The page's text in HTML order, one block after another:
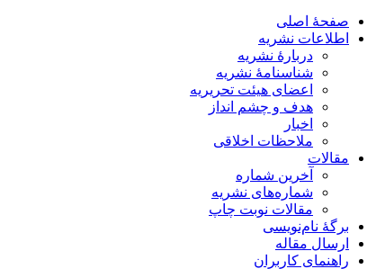
صفحۀ اصلی
اطلاعات نشریه
دربارۀ نشریه
شناسنامۀ نشریه
اعضای هیئت تحریریه
هدف و چشم انداز
اخبار
ملاحظات اخلاقی
مقالات
آخرین شماره
شماره‌های نشریه
مقالات نوبت چاپ
برگۀ نام‌نویسی
ارسال مقاله
راهنمای کاربران